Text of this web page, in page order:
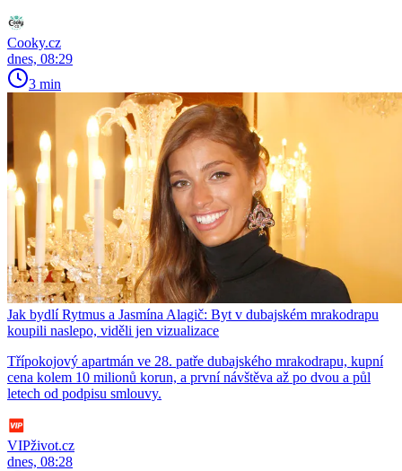
Cooky.cz
dnes, 08:29
3 min
Jak bydlí Rytmus a Jasmína Alagič: Byt v dubajském mrakodrapu
koupili naslepo, viděli jen vizualizace
Třípokojový apartmán ve 28. patře dubajského mrakodrapu, kupní
cena kolem 10 milionů korun, a první návštěva až po dvou a půl
letech od podpisu smlouvy.
VIPživot.cz
dnes, 08:28